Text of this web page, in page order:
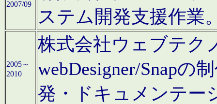
2007/09
ステム開発支援作業
2005～
2010
株式会社ウェブテク
webDesigner/Snapの
発・ドキュメンテー